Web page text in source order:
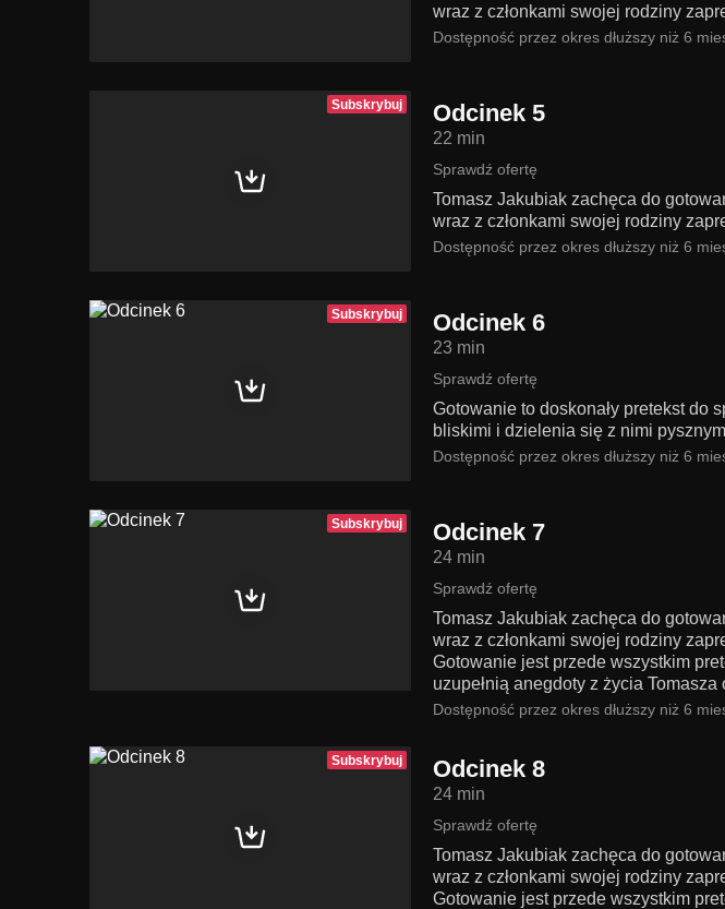
wraz z członkami swojej rodziny
Dostępność przez okres dłuższy niż 6
Subskrybuj Odcinek 5
22 min
Sprawdź ofertę
Tomasz Jakubiak zachęca do
wraz z członkami swojej rodziny
Dostępność przez okres dłuższy niż 6
Subskrybuj Odcinek 6
23 min
Sprawdź ofertę
Gotowanie to doskonały pretekst do
bliskimi i dzielenia się z nimi
Dostępność przez okres dłuższy niż 6
Subskrybuj Odcinek 7
24 min
Sprawdź ofertę
Tomasz Jakubiak zachęca do
wraz z członkami swojej rodziny
Gotowanie jest przede wszystkim
uzupełnią anegdoty z życia
Dostępność przez okres dłuższy niż 6
Subskrybuj Odcinek 8
24 min
Sprawdź ofertę
Tomasz Jakubiak zachęca do
wraz z członkami swojej rodziny
Gotowanie jest przede wszystkim